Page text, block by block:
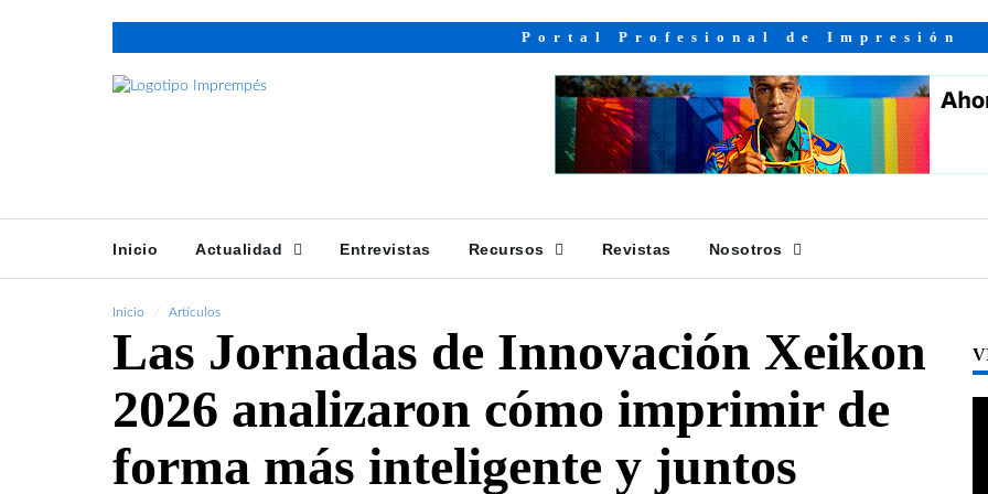
Portal Profesional de Impresión
Inicio Actualidad Entrevistas Recursos Revistas Nosotros
Inicio Artículos
Las Jornadas de Innovación Xeikon
2026 analizaron cómo imprimir de
forma más inteligente y juntos